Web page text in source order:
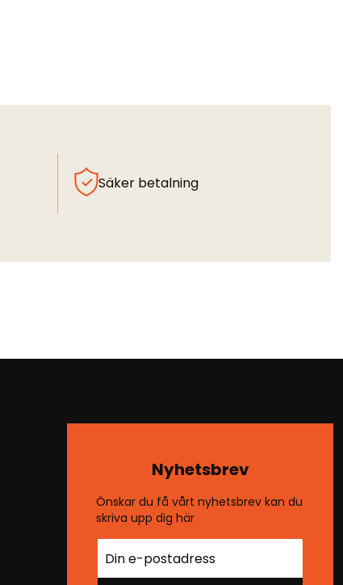
Säker betalning
Nyhetsbrev
Önskar du få vårt nyhetsbrev kan du
skriva upp dig här